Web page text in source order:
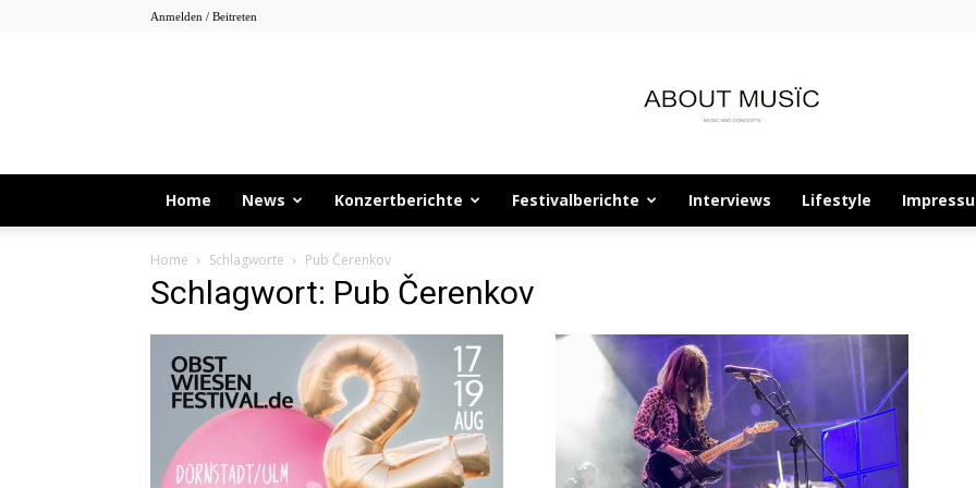
Anmelden / Beitreten
About
Musïc
Home News Konzertberichte Festivalberichte Interviews Lifestyle
Home Schlagworte Pub Čerenkov
Schlagwort: Pub Čerenkov